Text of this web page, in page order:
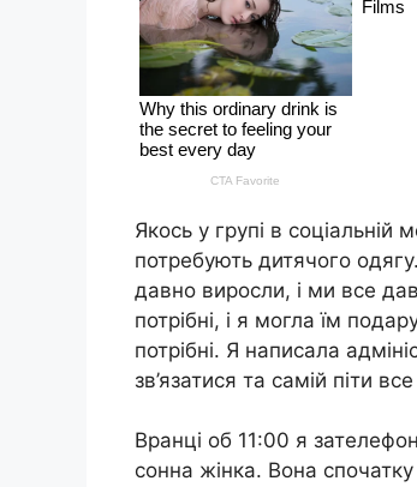
Якось у групі в соціальній
потребують дитячого
давно виросли, і ми все
потрібні, і я могла їм
потрібні. Я написала
зв’язатися та самій піти
Вранці об 11:00 я
сонна жінка. Вона